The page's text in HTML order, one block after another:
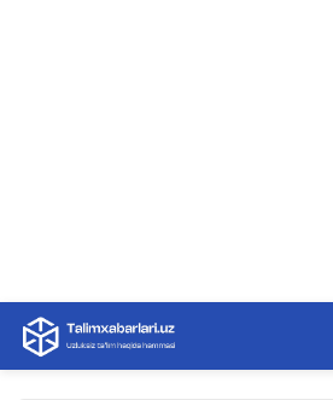
Skip
content